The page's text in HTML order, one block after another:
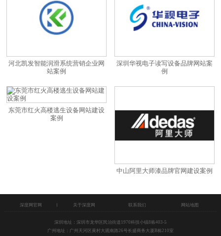
河北凯发智能润滑系统营销企业网
站案例
深圳华视电子读写设备品牌网站案
例
东莞市红火高楼逃生设备网站建设
案例
中山阿里大师漆品牌官网建设案例
深度网官网 关于深度网 联系我们 网站地图
深圳地址：深圳市龙华区民治街道1970科技小镇8栋403-5
广州地址：广州天河区黄村大观南路26号长盛商务大厦B栋210室